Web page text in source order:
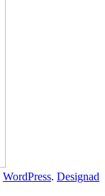
WordPress. Designad